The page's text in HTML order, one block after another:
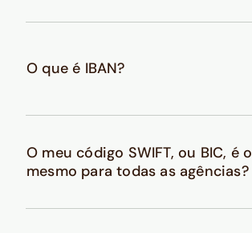
O que é IBAN?
O meu código SWIFT, ou BIC, é o
mesmo para todas as agências?